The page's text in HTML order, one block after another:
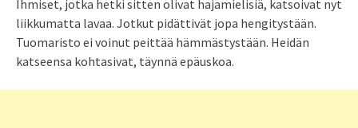
Ihmiset, jotka hetki sitten olivat hajamielisiä, katsoivat nyt
liikkumatta lavaa. Jotkut pidättivät jopa hengitystään.
Tuomaristo ei voinut peittää hämmästystään. Heidän
katseensa kohtasivat, täynnä epäuskoa.